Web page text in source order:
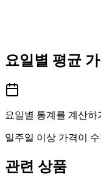
요일별 평균
요일별 통계를 계산
일주일 이상 가격이
관련 상품